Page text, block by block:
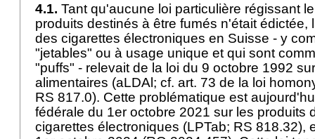
4.1. Tant qu'aucune loi particulière régissant
produits destinés à être fumés n'était édictée,
des cigarettes électroniques en Suisse - y
"jetables" ou à usage unique et qui sont
"puffs" - relevait de la loi du 9 octobre 1992
alimentaires (aLDAl; cf. art. 73 de la loi
RS 817.0). Cette problématique est
fédérale du 1er octobre 2021 sur les produits
cigarettes électroniques (LPTab; RS 818.32),